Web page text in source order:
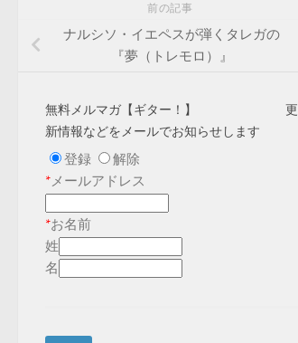
前の記事
ナルシソ・イエペスが弾くタレガの
『夢（トレモロ）』
無料メルマガ【ギター！】 更
新情報などをメールでお知らせします
登録
解除
*メールアドレス
*お名前
姓
名